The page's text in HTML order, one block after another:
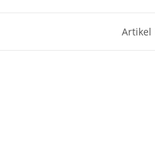
Artikel